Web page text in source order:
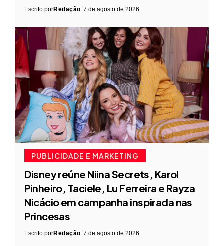
Escrito porRedação 7 de agosto de 2026
PUBLICIDADE E MARKETING
Disney reúne Niina Secrets, Karol
Pinheiro, Taciele, Lu Ferreira e Rayza
Nicácio em campanha inspirada nas
Princesas
Escrito porRedação 7 de agosto de 2026